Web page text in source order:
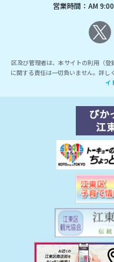
営業時間：AM
区及び管理者は、本サイトの利用（
に関する責任は一切負いません。詳し
イ